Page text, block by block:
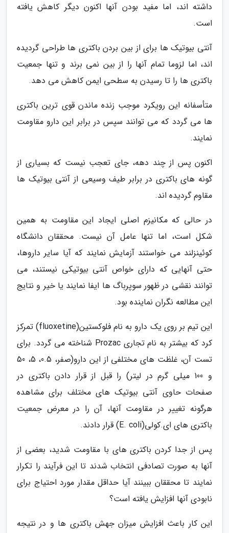
داشته اند، اما مفید بودن آنها اکنون دیگر کاهش یافته
است.
آنتی بیوتیک ها برای از بین بردن باکتری ها طراحی گردیده
اند، اما لزوما تمام آنها را از بین نمی برند و تنها جمعیت
باکتری ها را تا رسیدن به سطحی ایمن کاهش می دهد.
متأسفانه این رویکرد موجب زنده ماندن قوی ترین باکتری
ها می گردد که می توانند سپس در برابر این دارو مقاومت
نمایند.
اکنون پس از چند دهه، جای تعجب نیست که بسیاری از
گونه های باکتری در برابر طیف وسیعی از آنتی بیوتیک ها
مقاوم گردیده اند.
در حالی که مکانیزم اصلی ایجاد این مقاومت به همین
شکل است، اما تنها عامل آن نیست. محققان دانشگاه
کوئینزلند می خواستند آزمایش نمایند که آیا سایر داروها،
حتی آنهایی که دارای خواص آنتی بیوتیکی نیستند، می
توانند نقشی در ظهور سوپرباگ ها ایفا نمایند یا خیر و نتایج
این مطالعه نگران نماینده بود.
این تیم بر روی یک دارو به نام فلوکستین(fluoxetine) تمرکز
کرد که بیشتر به نام تجاری Prozac شناخته می گردد. برای
تست آن، غلظت های مختلفی از این دارو(صفر، 0.5، 5، 50
و 100 میلی گرم در لیتر) را قبل از قرار دادن باکتری در
صفحات حاوی آنتی بیوتیک های مختلف برای مشاهده
هرگونه تغییر در مقاومت آنها، آن را در معرض جمعیت
باکتری های ای.کولی(E. coli) قرار دادند.
پس از جدا کردن باکتری های با مقاومت شدید، بعضی از
آنها به صورت تصادفی انتخاب شدند تا این فرآیند را تکرار
نمایند تا محققان ببینند آیا حداقل مقدار مورد احتیاج برای
نابودی آنها افزایش یافته است؟
این کار باعث افزایش میزان جهش باکتری ها و در نتیجه